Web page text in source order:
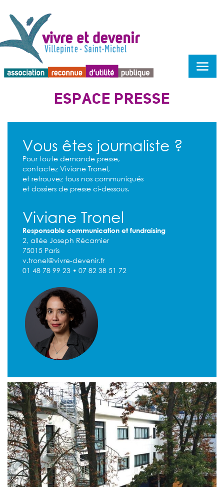
ESPACE PRESSE
Vous êtes journaliste ?
Pour toute demande presse,
contactez Viviane Tronel,
et retrouvez tous nos communiqués
et dossiers de presse ci-dessous.
Viviane Tronel
Responsable communication et fundraising
2, allée Joseph Récamier
75015 Paris
v.tronel@vivre-devenir.fr
01 48 78 99 23 • 07 82 38 51 72